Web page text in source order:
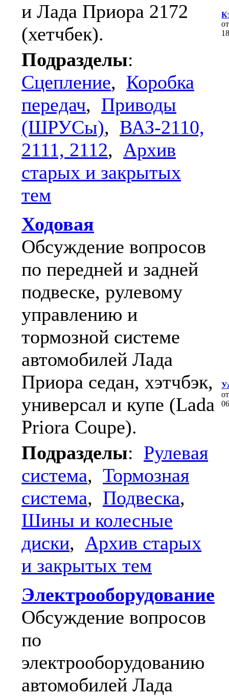
и Лада Приора 2172
(хетчбек).
Подразделы:
Сцепление, Коробка
передач, Приводы
(ШРУСы), ВАЗ-2110,
2111, 2112, Архив
старых и закрытых
тем
Ходовая
Обсуждение вопросов
по передней и задней
подвеске, рулевому
управлению и
тормозной системе
автомобилей Лада
Приора седан, хэтчбэк,
универсал и купе (Lada
Priora Coupe).
Подразделы: Рулевая
система, Тормозная
система, Подвеска,
Шины и колесные
диски, Архив старых
и закрытых тем
Электрооборудование
Обсуждение вопросов
по
электрооборудованию
автомобилей Лада